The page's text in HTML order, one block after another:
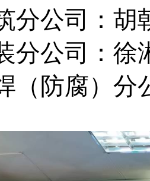
公司：胡
公司：徐
防腐）分